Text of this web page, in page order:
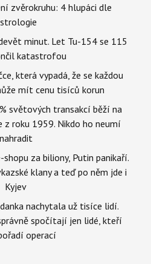
zvěrokruhu: 4 hlupáci dle
minut. Let Tu-154 se 115
katastrofou
která vypadá, že se každou
mít cenu tisíců korun
světových transakcí běží na
z roku 1959. Nikdo ho neumí
nahradit
za biliony, Putin panikaří.
klany a teď po něm jde i
Kyjev
nachytala už tisíce lidí.
spočítají jen lidé, kteří
operací